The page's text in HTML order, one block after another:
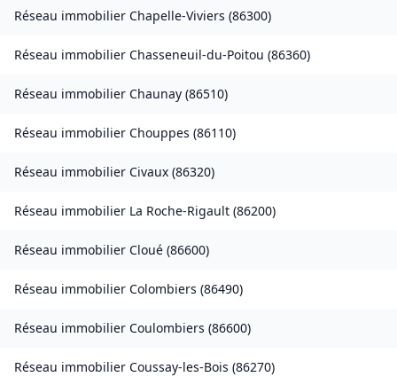
Réseau immobilier Chapelle-Viviers (86300)
Réseau immobilier Chasseneuil-du-Poitou (86360)
Réseau immobilier Chaunay (86510)
Réseau immobilier Chouppes (86110)
Réseau immobilier Civaux (86320)
Réseau immobilier La Roche-Rigault (86200)
Réseau immobilier Cloué (86600)
Réseau immobilier Colombiers (86490)
Réseau immobilier Coulombiers (86600)
Réseau immobilier Coussay-les-Bois (86270)